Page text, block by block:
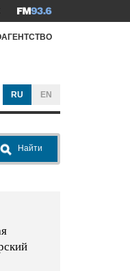
RU EN
Найти